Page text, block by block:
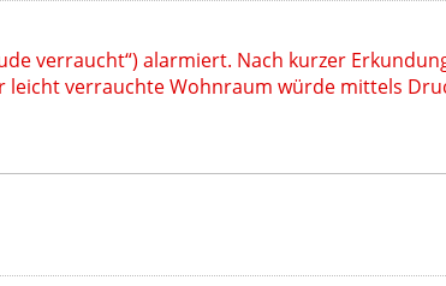
verraucht“) alarmiert. Nach kurzer
leicht verrauchte Wohnraum würde mittels